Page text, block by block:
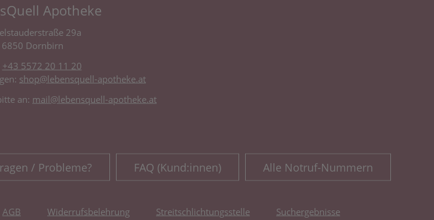
Apotheke
29a
6850 Dornbirn
+43 5572 20 11 20
shop@lebensquell-apotheke.at
an: mail@lebensquell-apotheke.at
/ Probleme? FAQ (Kund:innen) Alle Notruf-Nummern
AGB Widerrufsbelehrung Streitschlichtungsstelle Suchergebnisse